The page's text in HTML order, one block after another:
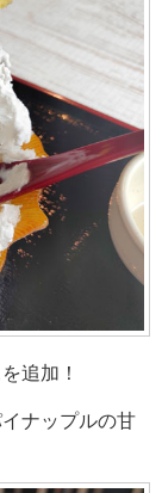
追加！
ナップルの甘